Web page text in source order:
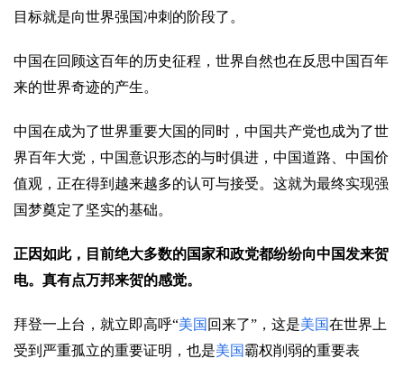
目标就是向世界强国冲刺的阶段了。
中国在回顾这百年的历史征程，世界自然也在反思中国百年
来的世界奇迹的产生。
中国在成为了世界重要大国的同时，中国共产党也成为了世
界百年大党，中国意识形态的与时俱进，中国道路、中国价
值观，正在得到越来越多的认可与接受。这就为最终实现强
国梦奠定了坚实的基础。
正因如此，目前绝大多数的国家和政党都纷纷向中国发来贺
电。真有点万邦来贺的感觉。
拜登一上台，就立即高呼“美国 回来了”，这是美国在世界上
受到严重孤立的重要证明，也是美国 霸权削弱的重要表